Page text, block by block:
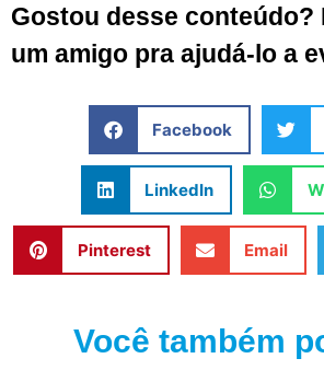
Gostou desse conteúdo?
um amigo pra ajudá-lo a
Facebook
LinkedIn
Pinterest Email
Você também